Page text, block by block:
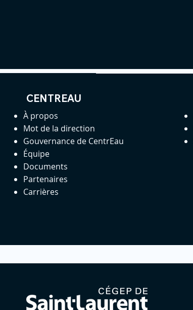
CENTREAU
À propos
Mot de la direction
Gouvernance de CentrEau
Équipe
Documents
Partenaires
Carrières